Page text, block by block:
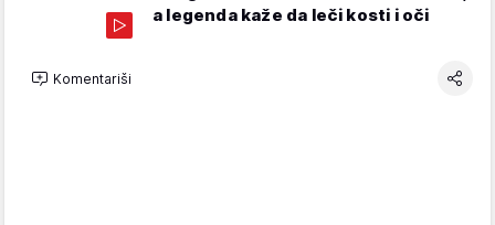
a legenda kaže da leči kosti i oči
Komentariši